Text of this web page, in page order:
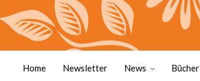
Home Newsletter News Bücher